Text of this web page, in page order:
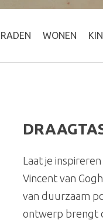
WONEN
Laat je
Vincent van
van duurzaam
ontwerp brengt